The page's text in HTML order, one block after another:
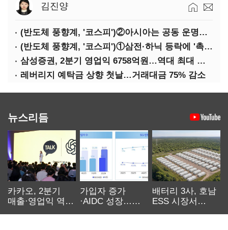
김진양
(반도체 풍향계, '코스피')②아시아는 공동 운명체?…일본·대만도 '동반 출렁'
(반도체 풍향계, '코스피')①삼전·하닉 등락에 '촉각'…코스피·나스닥 '한 몸'
삼성증권, 2분기 영업익 6758억원…역대 최대 경신
레버리지 예탁금 상향 첫날…거래대금 75% 감소
뉴스리듬
카카오, 2분기
매출·영업익 역대
가입자 증가
·AIDC 성장…
배터리 3사, 호남
ESS 시장서